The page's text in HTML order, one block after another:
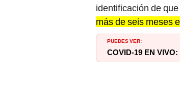
identificación de
más de seis meses
PUEDES VER:
COVID-19 EN